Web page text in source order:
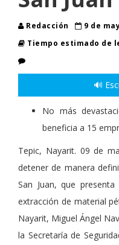
Redacción
9 de
Tiempo estimado de
🔊
No más
beneficia a 15
Tepic, Nayarit. 09 de
detener de manera
San Juan, que
extracción de material
Nayarit, Miguel Ángel
la Secretaría de